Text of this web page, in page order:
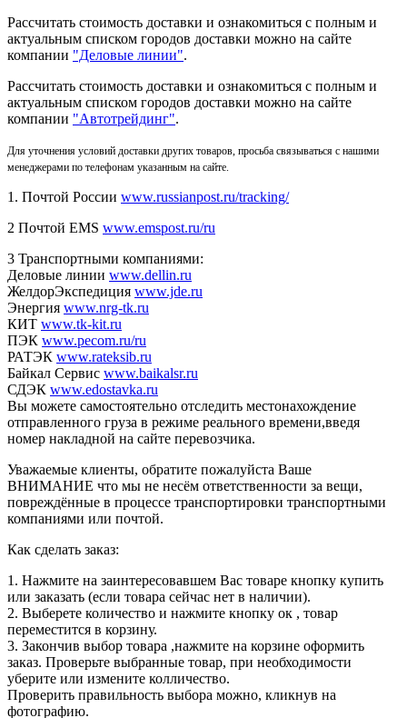
Рассчитать стоимость доставки и ознакомиться с полным и
актуальным списком городов доставки можно на сайте
компании "Деловые линии".
Рассчитать стоимость доставки и ознакомиться с полным и
актуальным списком городов доставки можно на сайте
компании "Автотрейдинг".
Для уточнения условий доставки других товаров, просьба связываться с нашими
менеджерами по телефонам указанным на сайте.
1. Почтой России www.russianpost.ru/tracking/
2 Почтой EMS www.emspost.ru/ru
3 Транспортными компаниями:
Деловые линии www.dellin.ru
ЖелдорЭкспедиция www.jde.ru
Энергия www.nrg-tk.ru
КИТ www.tk-kit.ru
ПЭК www.pecom.ru/ru
РАТЭК www.rateksib.ru
Байкал Сервис www.baikalsr.ru
СДЭК www.edostavka.ru
Вы можете самостоятельно отследить местонахождение
отправленного груза в режиме реального времени,введя
номер накладной на сайте перевозчика.
Уважаемые клиенты, обратите пожалуйста Ваше
ВНИМАНИЕ что мы не несём ответственности за вещи,
повреждённые в процессе транспортировки транспортными
компаниями или почтой.
Как сделать заказ:
1. Нажмите на заинтересовавшем Вас товаре кнопку купить
или заказать (если товара сейчас нет в наличии).
2. Выберете количество и нажмите кнопку ок , товар
переместится в корзину.
3. Закончив выбор товара ,нажмите на корзине оформить
заказ. Проверьте выбранные товар, при необходимости
уберите или измените колличество.
Проверить правильность выбора можно, кликнув на
фотографию.